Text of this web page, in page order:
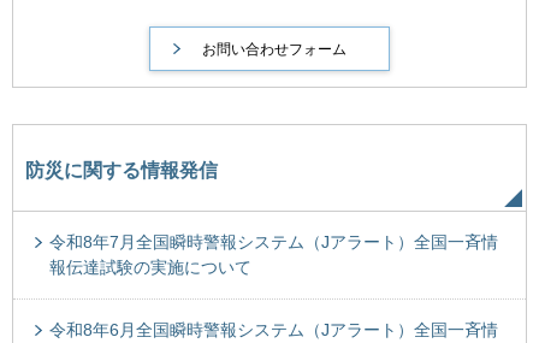
防災に関する情報発信
令和8年7月全国瞬時警報システム（Jアラート）全国一斉情
報伝達試験の実施について
令和8年6月全国瞬時警報システム（Jアラート）全国一斉情